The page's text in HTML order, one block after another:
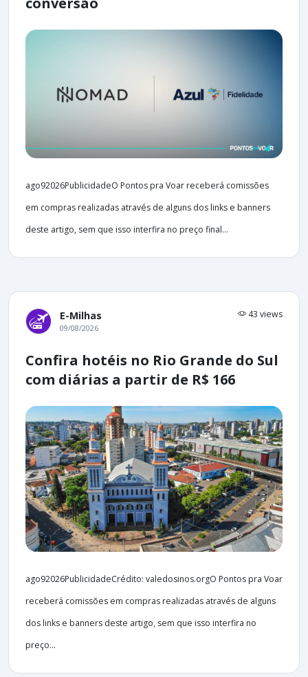
ago92026PublicidadeO Pontos pra Voar receberá comissões
em compras realizadas através de alguns dos links e banners
deste artigo, sem que isso interfira no preço final...
E-Milhas 43 views
09/08/2026
Confira hotéis no Rio Grande do Sul
com diárias a partir de R$ 166
ago92026PublicidadeCrédito: valedosinos.orgO Pontos pra Voar
receberá comissões em compras realizadas através de alguns
dos links e banners deste artigo, sem que isso interfira no
preço...